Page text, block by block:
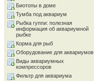
Биотопы в доме
Тумба под аквариум
Рыбка гуппи: полезная
информация об аквариумной
рыбке
Корма для рыб
Оборудование для аквариумов
Виды аквариумных
компрессоров
Фильтр для аквариума